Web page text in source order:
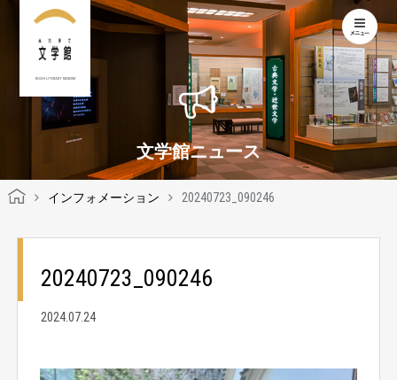
KOCHI LITERARY MUSEUM
文学館ニュース
インフォメーション 20240723_090246
20240723_090246
2024.07.24